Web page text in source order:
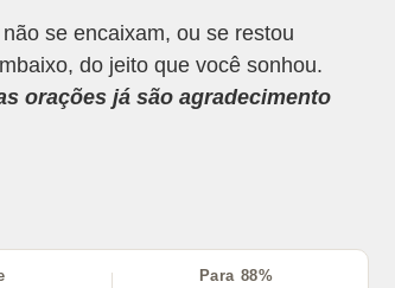
se encaixam, ou se restou
do jeito que você sonhou.
orações já são agradecimento
Para 88%